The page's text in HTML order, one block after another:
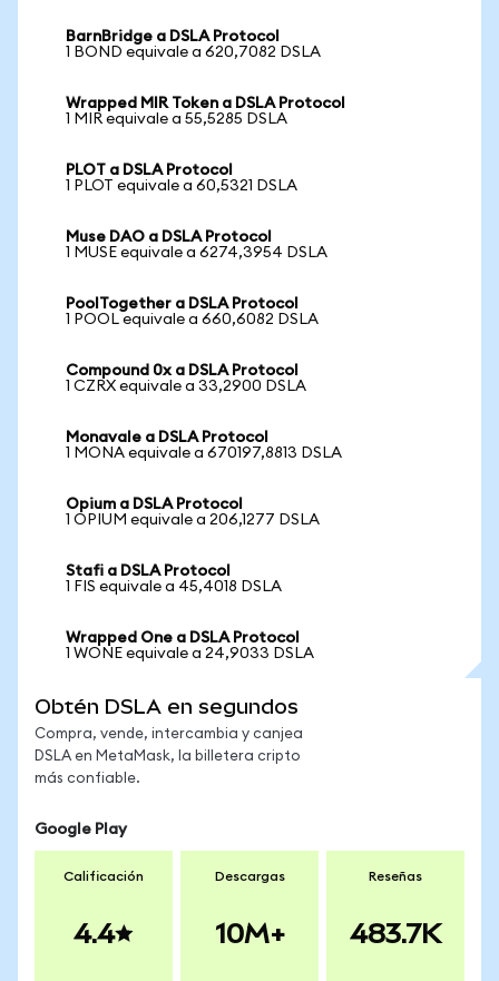
BarnBridge a DSLA Protocol
1 BOND equivale a 620,7082 DSLA
Wrapped MIR Token a DSLA Protocol
1 MIR equivale a 55,5285 DSLA
PLOT a DSLA Protocol
1 PLOT equivale a 60,5321 DSLA
Muse DAO a DSLA Protocol
1 MUSE equivale a 6274,3954 DSLA
PoolTogether a DSLA Protocol
1 POOL equivale a 660,6082 DSLA
Compound 0x a DSLA Protocol
1 CZRX equivale a 33,2900 DSLA
Monavale a DSLA Protocol
1 MONA equivale a 670197,8813 DSLA
Opium a DSLA Protocol
1 OPIUM equivale a 206,1277 DSLA
Stafi a DSLA Protocol
1 FIS equivale a 45,4018 DSLA
Wrapped One a DSLA Protocol
1 WONE equivale a 24,9033 DSLA
Obtén DSLA en segundos
Compra, vende, intercambia y canjea
DSLA en MetaMask, la billetera cripto
más confiable.
Google Play
Calificación
4.4
Descargas
10M+
Reseñas
483.7K